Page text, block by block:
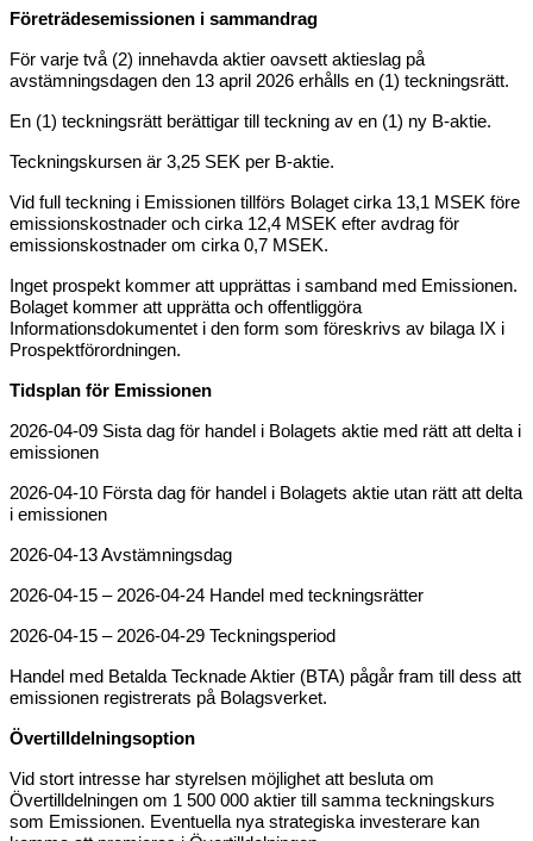
Företrädesemissionen i sammandrag
För varje två (2) innehavda aktier oavsett aktieslag på
avstämningsdagen den 13 april 2026 erhålls en (1) teckningsrätt.
En (1) teckningsrätt berättigar till teckning av en (1) ny B-aktie.
Teckningskursen är 3,25 SEK per B-aktie.
Vid full teckning i Emissionen tillförs Bolaget cirka 13,1 MSEK före
emissionskostnader och cirka 12,4 MSEK efter avdrag för
emissionskostnader om cirka 0,7 MSEK.
Inget prospekt kommer att upprättas i samband med Emissionen.
Bolaget kommer att upprätta och offentliggöra
Informationsdokumentet i den form som föreskrivs av bilaga IX i
Prospektförordningen.
Tidsplan för Emissionen
2026-04-09 Sista dag för handel i Bolagets aktie med rätt att delta i
emissionen
2026-04-10 Första dag för handel i Bolagets aktie utan rätt att delta
i emissionen
2026-04-13 Avstämningsdag
2026-04-15 – 2026-04-24 Handel med teckningsrätter
2026-04-15 – 2026-04-29 Teckningsperiod
Handel med Betalda Tecknade Aktier (BTA) pågår fram till dess att
emissionen registrerats på Bolagsverket.
Övertilldelningsoption
Vid stort intresse har styrelsen möjlighet att besluta om
Övertilldelningen om 1 500 000 aktier till samma teckningskurs
som Emissionen. Eventuella nya strategiska investerare kan